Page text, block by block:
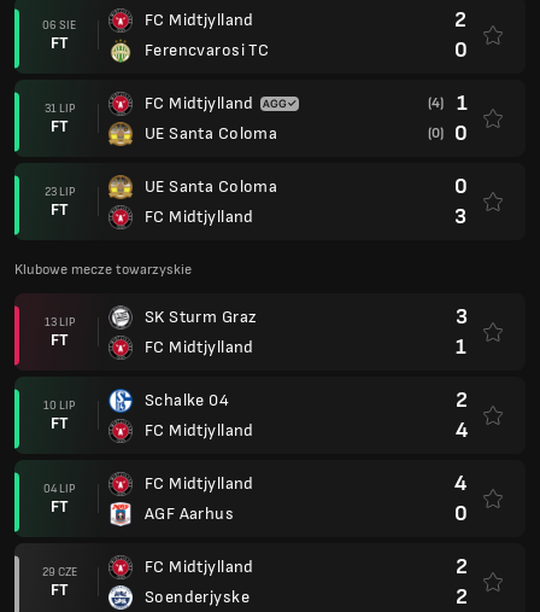
06 SIE
FT
FC Midtjylland
Ferencvarosi TC
2
0
31 LIP
FT
FC Midtjylland
UE Santa Coloma
(4) 1
(0) 0
23 LIP
FT
UE Santa Coloma
FC Midtjylland
0
3
Klubowe mecze towarzyskie
13 LIP
FT
SK Sturm Graz
FC Midtjylland
3
1
10 LIP
FT
Schalke 04
FC Midtjylland
2
4
04 LIP
FT
FC Midtjylland
AGF Aarhus
4
0
29 CZE
FT
FC Midtjylland
Soenderjyske
2
2